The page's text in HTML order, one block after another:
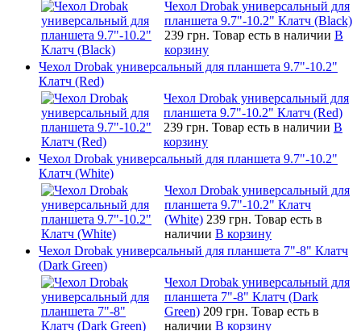
Чехол Drobak универсальный для
планшета 9.7"-10.2" Клатч (Black)
239 грн. Товар есть в наличии В
корзину
Чехол Drobak универсальный для планшета 9.7"-10.2"
Клатч (Red)
Чехол Drobak универсальный для
планшета 9.7"-10.2" Клатч (Red)
239 грн. Товар есть в наличии В
корзину
Чехол Drobak универсальный для планшета 9.7"-10.2"
Клатч (White)
Чехол Drobak универсальный для
планшета 9.7"-10.2" Клатч
(White) 239 грн. Товар есть в
наличии В корзину
Чехол Drobak универсальный для планшета 7"-8" Клатч
(Dark Green)
Чехол Drobak универсальный для
планшета 7"-8" Клатч (Dark
Green) 209 грн. Товар есть в
наличии В корзину